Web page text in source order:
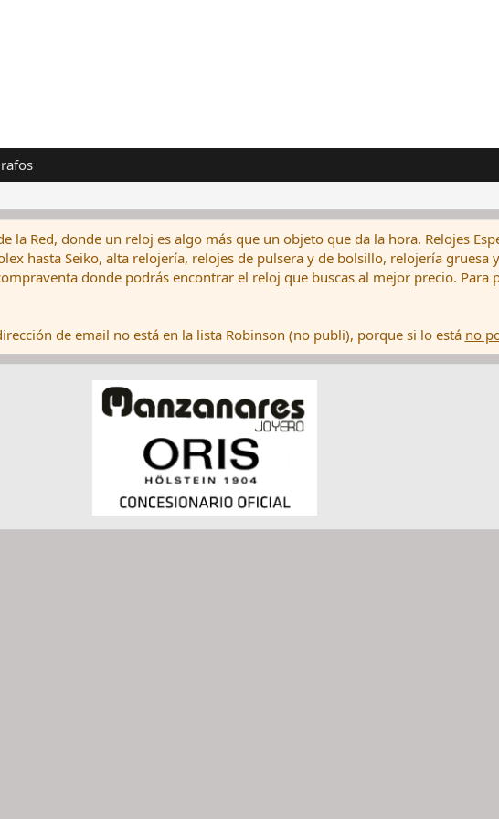
la Red, donde un reloj es algo más que un objeto que da la hora. Relojes
hasta Seiko, alta relojería, relojes de pulsera y de bolsillo, relojería gruesa
donde podrás encontrar el reloj que buscas al mejor precio. Para
de email no está en la lista Robinson (no publi), porque si lo está no